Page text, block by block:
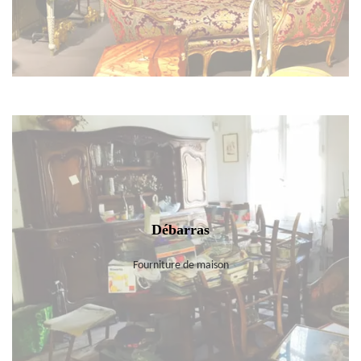
Débarras
Fourniture de maison